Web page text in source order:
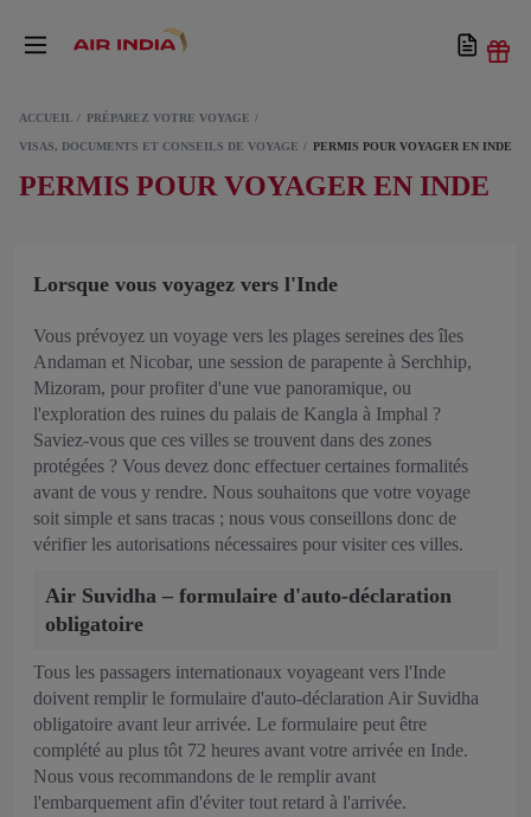
ACCUEIL PRÉPAREZ VOTRE VOYAGE
VISAS, DOCUMENTS ET CONSEILS DE VOYAGE PERMIS POUR VOYAGER EN INDE
PERMIS POUR VOYAGER EN INDE
Lorsque vous voyagez vers l'Inde
Vous prévoyez un voyage vers les plages sereines des îles
Andaman et Nicobar, une session de parapente à Serchhip,
Mizoram, pour profiter d'une vue panoramique, ou
l'exploration des ruines du palais de Kangla à Imphal ?
Saviez‑vous que ces villes se trouvent dans des zones
protégées ? Vous devez donc effectuer certaines formalités
avant de vous y rendre. Nous souhaitons que votre voyage
soit simple et sans tracas ; nous vous conseillons donc de
vérifier les autorisations nécessaires pour visiter ces villes.
Air Suvidha – formulaire d'auto‑déclaration
obligatoire
Tous les passagers internationaux voyageant vers l'Inde
doivent remplir le formulaire d'auto‑déclaration Air Suvidha
obligatoire avant leur arrivée. Le formulaire peut être
complété au plus tôt 72 heures avant votre arrivée en Inde.
Nous vous recommandons de le remplir avant
l'embarquement afin d'éviter tout retard à l'arrivée.